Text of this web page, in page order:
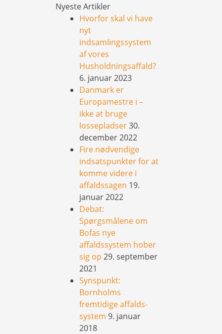
Nyeste Artikler
Hvorfor skal vi have
nyt
indsamlingssystem
af vores
Husholdningsaffald?
6. januar 2023
Danmark er
Europamestre i –
ikke at bruge
lossepladser30.
december 2022
Fire nødvendige
indsatspunkter for at
komme videre i
affaldssagen 19.
januar 2022
Debat:
Spørgsmålene om
Bofas nye
affaldssystem hober
sig op 29. september
2021
Synspunkt:
Bornholms
fremtidige affalds-
system 9. januar
2018